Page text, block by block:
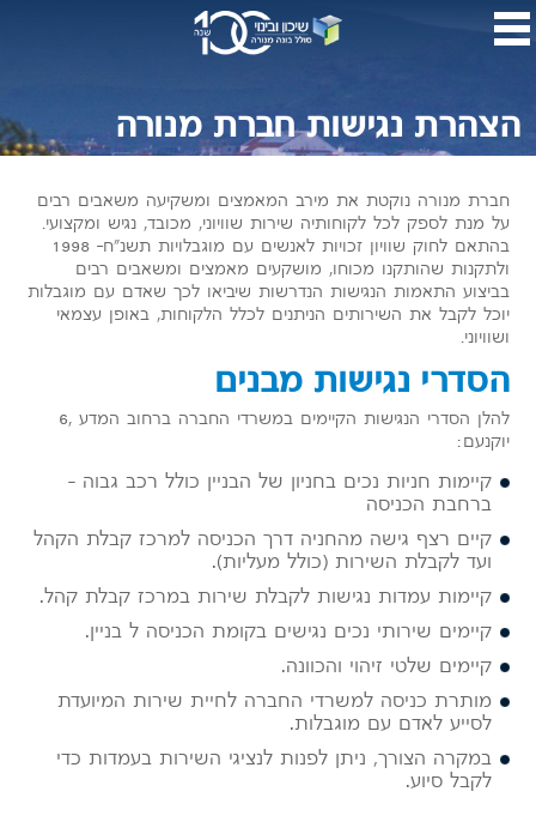
הצהרת נגישות חברת מנורה
חברת מנורה נוקטת את מירב המאמצים ומשקיעה משאבים רבים
על מנת לספק לכל לקוחותיה שירות שוויוני, מכובד, נגיש ומקצועי.
בהתאם לחוק שוויון זכויות לאנשים עם מוגבלויות תשנ"ח- 1998
ולתקנות שהותקנו מכוחו, מושקעים מאמצים ומשאבים רבים
בביצוע התאמות הנגישות הנדרשות שיביאו לכך שאדם עם מוגבלות
יוכל לקבל את השירותים הניתנים לכלל הלקוחות, באופן עצמאי
ושוויוני.
הסדרי נגישות מבנים
להלן הסדרי הנגישות הקיימים במשרדי החברה ברחוב המדע ,6
יוקנעם:
קיימות חניות נכים בחניון של הבניין כולל רכב גבוה –
ברחבת הכניסה
קיים רצף גישה מהחניה דרך הכניסה למרכז קבלת הקהל
ועד לקבלת השירות (כולל מעליות).
קיימות עמדות נגישות לקבלת שירות במרכז קבלת קהל.
קיימים שירותי נכים נגישים בקומת הכניסה ל בניין.
קיימים שלטי זיהוי והכוונה.
מותרת כניסה למשרדי החברה לחיית שירות המיועדת
לסייע לאדם עם מוגבלות.
במקרה הצורך, ניתן לפנות לנציגי השירות בעמדות כדי
לקבל סיוע.